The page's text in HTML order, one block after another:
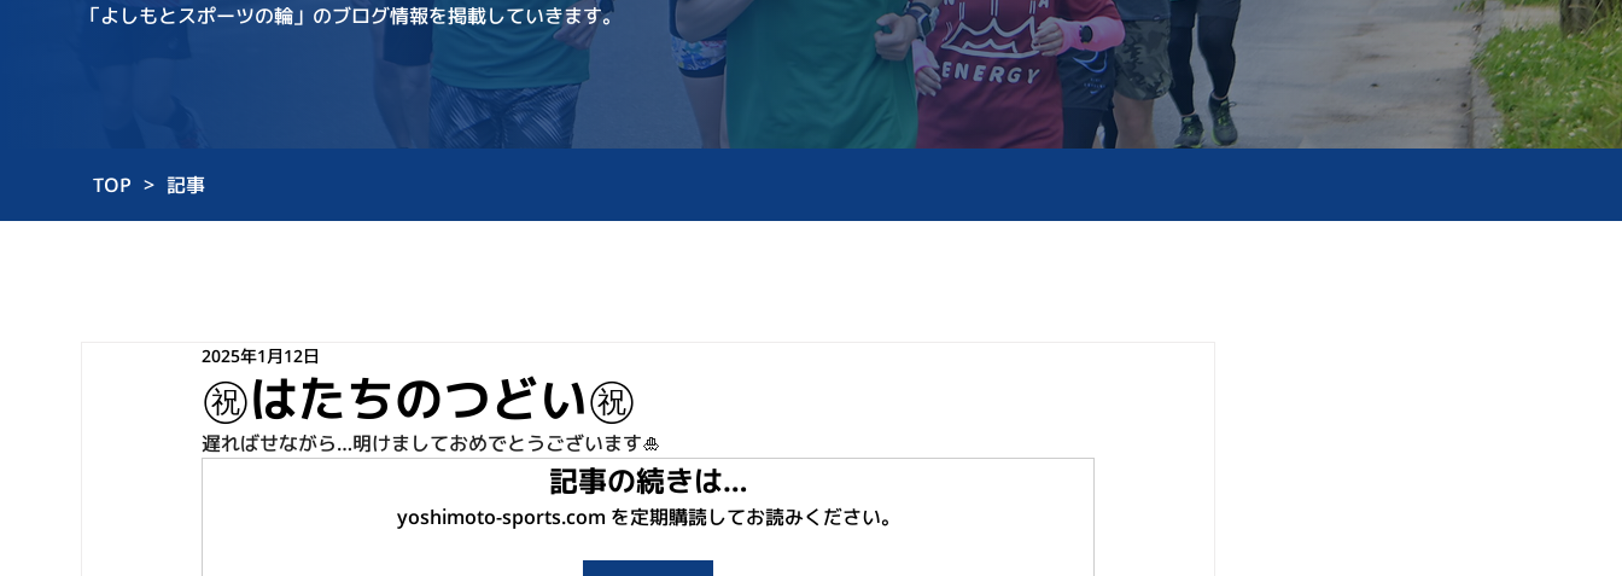
「よしもとスポーツの輪」のブログ情報を掲載していきます。
TOP > 記事
㊗はたちのつどい㊗
2025年1月12日
遅ればせながら…明けましておめでとうございます🎍
記事の続きは…
yoshimoto-sports.com を定期購読してお読みください。